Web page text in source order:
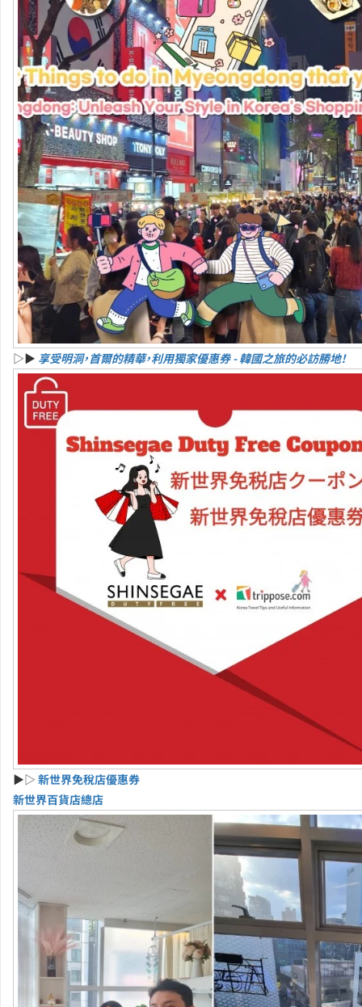
▷▶ 享受明洞，首爾的精華，利用獨家優惠券 - 韓國之旅的必訪勝地！
▶▷ 新世界免稅店優惠券
新世界百貨店總店